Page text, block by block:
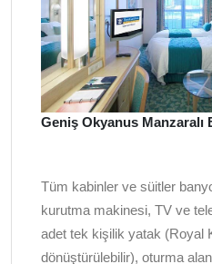
Geniş Okyanus Manzaralı
Tüm kabinler ve süitler
kurutma makinesi, TV ve
adet tek kişilik yatak (Royal
dönüştürülebilir), oturma